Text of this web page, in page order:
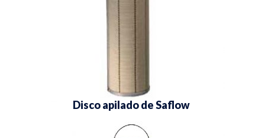
Disco apilado de Saflow